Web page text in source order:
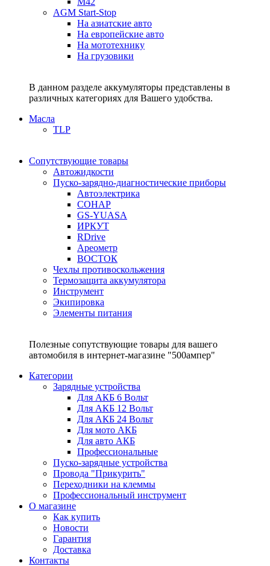
AGM Start-Stop
На азиатские авто
На европейские авто
На мототехнику
На грузовики
В данном разделе аккумуляторы представлены в
различных категориях для Вашего удобства.
Масла
TLP
Сопутствующие товары
Автожидкости
Пуско-зарядно-диагностические приборы
Автоэлектрика
СОНАР
GS-YUASA
ИРКУТ
RDrive
Ареометр
ВОСТОК
Чехлы противоскольжения
Термозащита аккумулятора
Инструмент
Экипировка
Элементы питания
Полезные сопутствующие товары для вашего
автомобиля в интернет-магазине "500ампер"
Категории
Зарядные устройства
Для АКБ 6 Вольт
Для АКБ 12 Вольт
Для АКБ 24 Вольт
Для мото АКБ
Для авто АКБ
Профессиональные
Пуско-зарядные устройства
Провода "Прикурить"
Переходники на клеммы
Профессиональный инструмент
О магазине
Как купить
Новости
Гарантия
Доставка
Контакты